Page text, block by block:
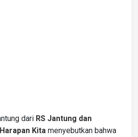
dari RS Jantung dan
Kita menyebutkan bahwa